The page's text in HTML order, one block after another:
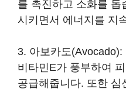
를 촉진하고 소화를 돕
시키면서 에너지를 지
3. 아보카도
비타민E가 풍부하여
공급해줍니다. 또한 심